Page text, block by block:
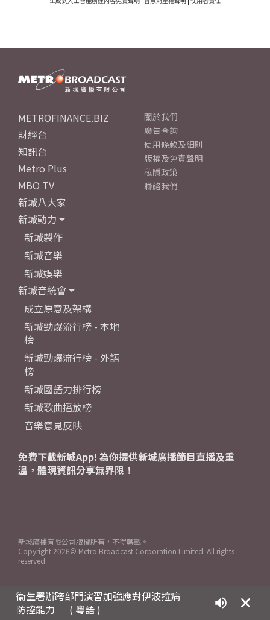
衞生署辦跨部門演習加強應對伊波拉病
防控能力
( 粵語 )
METROFINANCE.BIZ
財經台
知訊台
Metro Plus
MBO TV
新城八大家
新城動力
新城製作
新城音樂
新城娛樂
新城音統會
成立原意及架構
新城勁爆流行榜 - 本地
榜
新城勁爆流行榜 - 外語
榜
新城國語力排行榜
新城歌曲播放榜
音樂意見反映
關於我們
廣告查詢
使用條款及細則
版權及免責聲明
私隱政策
聯絡我們
免費下載新城App! 為你提供新城廣播節目直播及重
溫，體現資訊分享無界限！
新城廣播有限公司版權所有，不得轉載。
Copyright 2026© Metro Broadcast Corporation Limited. All rights
reserved.